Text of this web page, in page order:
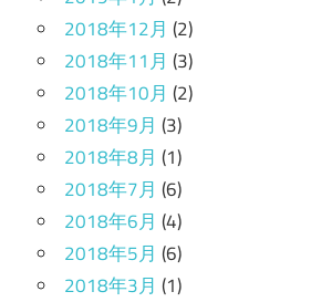
2018年12月 (2)
2018年11月 (3)
2018年10月 (2)
2018年9月 (3)
2018年8月 (1)
2018年7月 (6)
2018年6月 (4)
2018年5月 (6)
2018年3月 (1)